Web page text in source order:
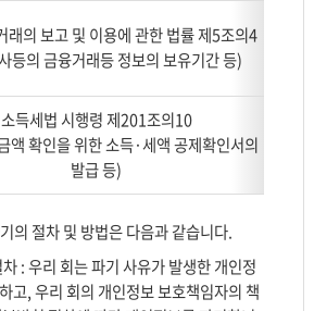
래의 보고 및 이용에 관한 법률 제5조의4
등의 금융거래등 정보의 보유기간 등)
소득세법 시행령 제201조의10
액 확인을 위한 소득·세액 공제확인서의
발급 등)
의 절차 및 방법은 다음과 같습니다.
: 우리 회는 파기 사유가 발생한 개인정
고, 우리 회의 개인정보 보호책임자의 책